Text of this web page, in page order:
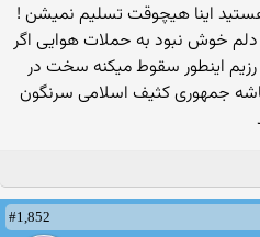
اینا هیچوقت تسلیم نمیشن !
خوش نبود به حملات هوایی اگر
اینطور سقوط میکنه سخت در
جمهوری کثیف اسلامی سرنگون
#1,852